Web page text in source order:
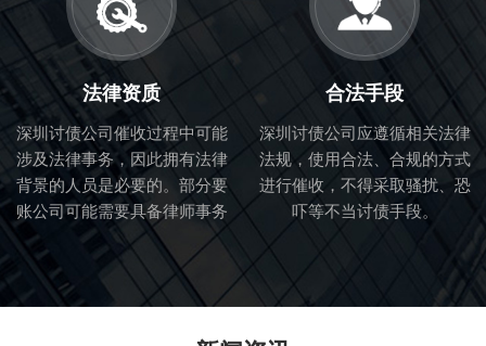
法律资质
深圳讨债公司催收过程中可能
涉及法律事务，因此拥有法律
背景的人员是必要的。部分要
账公司可能需要具备律师事务
所的合作关系，以便处理法律
纠纷。
合法手段
深圳讨债公司应遵循相关法律
法规，使用合法、合规的方式
进行催收，不得采取骚扰、恐
吓等不当讨债手段。